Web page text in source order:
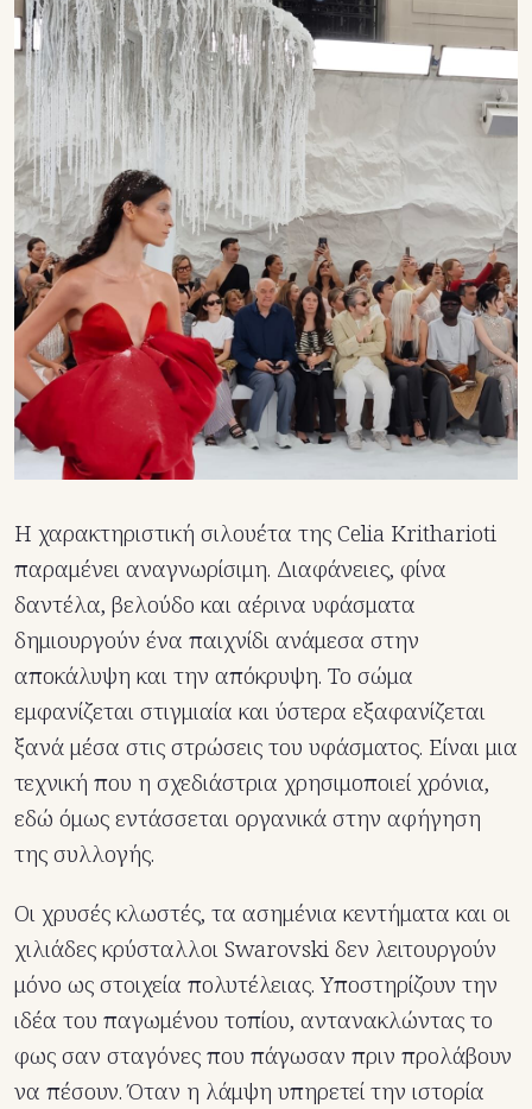
Η χαρακτηριστική σιλουέτα της Celia Kritharioti
παραμένει αναγνωρίσιμη. Διαφάνειες, φίνα
δαντέλα, βελούδο και αέρινα υφάσματα
δημιουργούν ένα παιχνίδι ανάμεσα στην
αποκάλυψη και την απόκρυψη. Το σώμα
εμφανίζεται στιγμιαία και ύστερα εξαφανίζεται
ξανά μέσα στις στρώσεις του υφάσματος. Είναι μια
τεχνική που η σχεδιάστρια χρησιμοποιεί χρόνια,
εδώ όμως εντάσσεται οργανικά στην αφήγηση
της συλλογής.
Οι χρυσές κλωστές, τα ασημένια κεντήματα και οι
χιλιάδες κρύσταλλοι Swarovski δεν λειτουργούν
μόνο ως στοιχεία πολυτέλειας. Υποστηρίζουν την
ιδέα του παγωμένου τοπίου, αντανακλώντας το
φως σαν σταγόνες που πάγωσαν πριν προλάβουν
να πέσουν. Όταν η λάμψη υπηρετεί την ιστορία